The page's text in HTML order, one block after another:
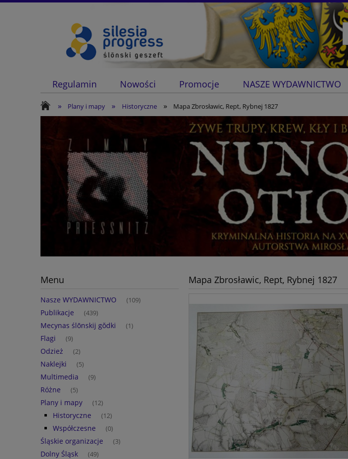
Regulamin Nowości Promocje NASZE WYDAWNICTWO
» Plany i mapy » Historyczne » Mapa Zbrosławic, Rept, Rybnej 1827
Menu
Nasze WYDAWNICTWO (109)
Publikacje (439)
Mecynas ślōnskij gŏdki (1)
Flagi (9)
Odzież (2)
Naklejki (5)
Multimedia (9)
Różne (5)
Plany i mapy (12)
Historyczne (12)
Współczesne (0)
Śląskie organizacje (3)
Dolny Śląsk (49)
Mapa Zbrosławic, Rept, Rybnej 1827